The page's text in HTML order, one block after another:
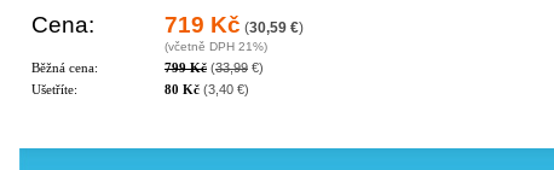
Cena: 719 Kč (30,59 €)
(včetně DPH 21%)
Běžná cena: 799 Kč (33,99 €)
Ušetříte:
80 Kč (3,40 €)